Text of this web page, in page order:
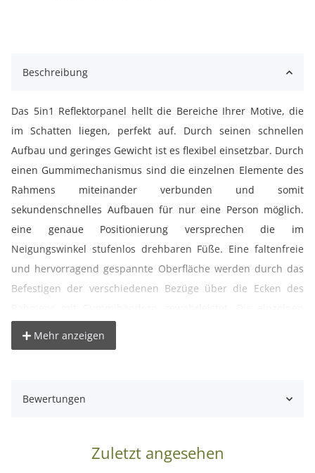
Beschreibung
Das 5in1 Reflektorpanel hellt die Bereiche Ihrer Motive, die
im Schatten liegen, perfekt auf. Durch seinen schnellen
Aufbau und geringes Gewicht ist es flexibel einsetzbar. Durch
einen Gummimechanismus sind die einzelnen Elemente des
Rahmens miteinander verbunden und somit
sekundenschnelles Aufbauen für nur eine Person möglich.
eine genaue Positionierung versprechen die im
Neigungswinkel stufenlos drehbaren Füße. Eine faltenfreie
und hervorragend gespannte Oberfläche werden durch das
Befestigen der verschiedenen Bezüge über die Ecken des
sind im Lieferumfang enthalten. Somit schaffen Sie ideale
- schneller Aufbau
- flexibel einsetzbar
Mehr anzeigen
Bewertungen
Zuletzt angesehen